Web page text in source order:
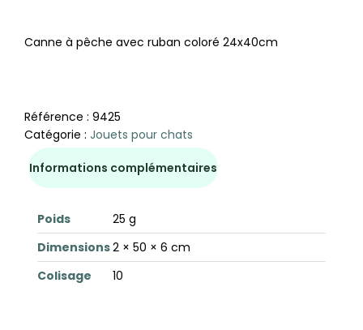
Canne à pêche avec ruban coloré 24x40cm
Référence : 9425
Catégorie : Jouets pour chats
Informations complémentaires
Poids
25 g
Dimensions2 × 50 × 6 cm
Colisage
10